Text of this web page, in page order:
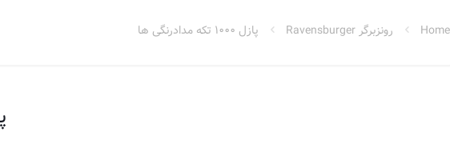
Home رونزبرگر Ravensburger پازل ۱۰۰۰ تکه مدادرنگی ها